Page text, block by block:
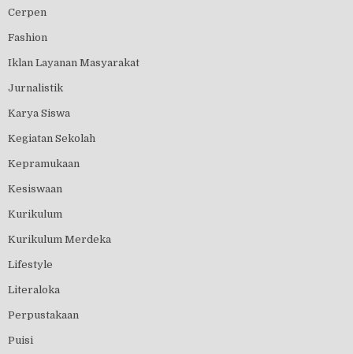
Cerpen
Fashion
Iklan Layanan Masyarakat
Jurnalistik
Karya Siswa
Kegiatan Sekolah
Kepramukaan
Kesiswaan
Kurikulum
Kurikulum Merdeka
Lifestyle
Literaloka
Perpustakaan
Puisi